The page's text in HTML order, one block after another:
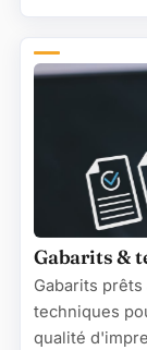
Gabarits &
Gabarits
techniques
qualité